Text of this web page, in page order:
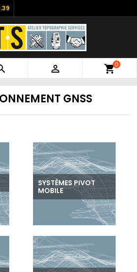
 shopping_cart0
GNSS
SYSTÈMES PIVOT
MOBILE